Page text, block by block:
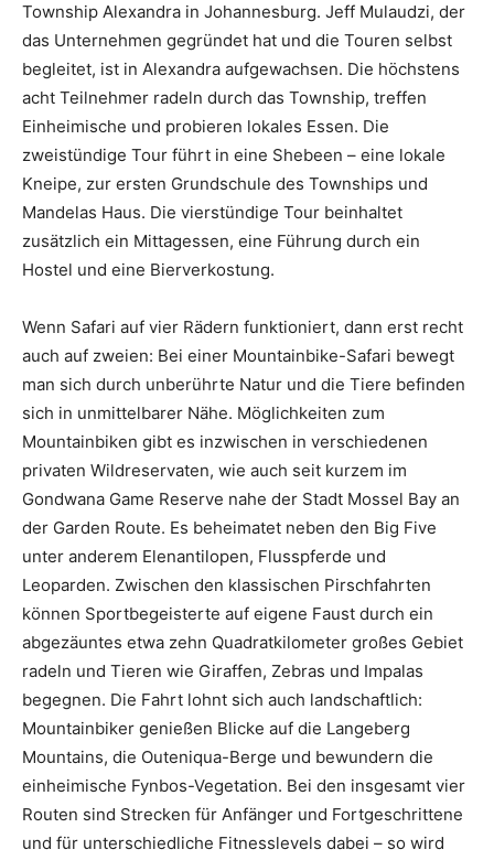
Township Alexandra in Johannesburg. Jeff Mulaudzi, der
das Unternehmen gegründet hat und die Touren selbst
begleitet, ist in Alexandra aufgewachsen. Die höchstens
acht Teilnehmer radeln durch das Township, treffen
Einheimische und probieren lokales Essen. Die
zweistündige Tour führt in eine Shebeen – eine lokale
Kneipe, zur ersten Grundschule des Townships und
Mandelas Haus. Die vierstündige Tour beinhaltet
zusätzlich ein Mittagessen, eine Führung durch ein
Hostel und eine Bierverkostung.
Wenn Safari auf vier Rädern funktioniert, dann erst recht
auch auf zweien: Bei einer Mountainbike-Safari bewegt
man sich durch unberührte Natur und die Tiere befinden
sich in unmittelbarer Nähe. Möglichkeiten zum
Mountainbiken gibt es inzwischen in verschiedenen
privaten Wildreservaten, wie auch seit kurzem im
Gondwana Game Reserve nahe der Stadt Mossel Bay an
der Garden Route. Es beheimatet neben den Big Five
unter anderem Elenantilopen, Flusspferde und
Leoparden. Zwischen den klassischen Pirschfahrten
können Sportbegeisterte auf eigene Faust durch ein
abgezäuntes etwa zehn Quadratkilometer großes Gebiet
radeln und Tieren wie Giraffen, Zebras und Impalas
begegnen. Die Fahrt lohnt sich auch landschaftlich:
Mountainbiker genießen Blicke auf die Langeberg
Mountains, die Outeniqua-Berge und bewundern die
einheimische Fynbos-Vegetation. Bei den insgesamt vier
Routen sind Strecken für Anfänger und Fortgeschrittene
und für unterschiedliche Fitnesslevels dabei – so wird